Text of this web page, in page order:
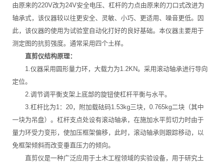
由原来的220V改为24V安全电压、杠杆的力点由原来的刀口式改进为
轴承式，该仪器较以往更安全、灵敏、小巧、更适用、噪音更低。因
此，该仪器的使用为试验室自动化打好的良好基础。本仪器主要用于
测定图的抗剪强度。通常采用四个土样。
直剪仪结构原理：
1.仪器采用圆形量力环，大载力为1.2KN。采用滚动轴承进行导向
定位。
2.调节调平衡支架上底部的旋钮使杠杆平衡与水平。
3.杠杆比为1：20，附加载砝码1.53kg三块，0.765kg二块（其中
一块为吊盘）。杠杆支点处设有滚动轴承，在施加水平剪切力时由于
量力环受力变形，使加压框架偏移，此时，滚动轴承则跟踪移动，以
免框架倾斜而改变垂直压力的倾向。
直剪仪是一种广泛应用于土木工程领域的实验设备，用于研究土